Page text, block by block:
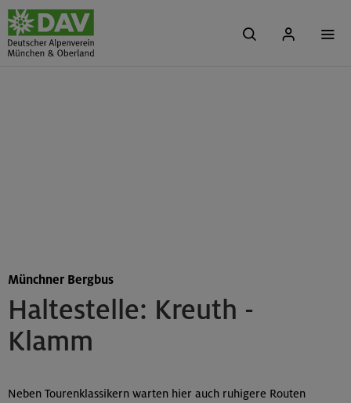
Haltestelle: Kreuth -
Klamm
Münchner Bergbus
Neben Tourenklassikern warten hier auch ruhigere Routen